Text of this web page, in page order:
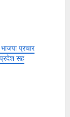
प्रचार
प्रदेश सह